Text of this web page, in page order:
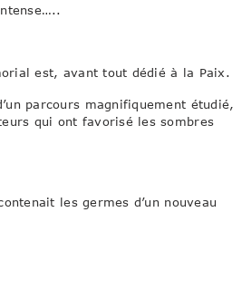
est, avant tout dédié à la Paix.
parcours magnifiquement étudié,
qui ont favorisé les sombres
les germes d’un nouveau